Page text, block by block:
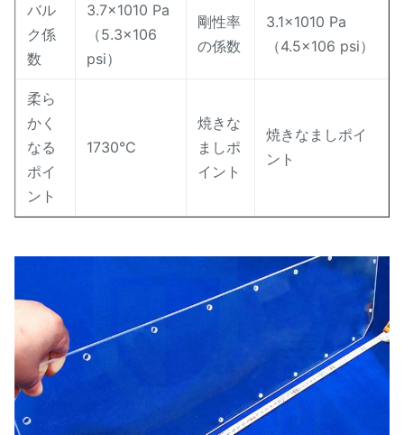
バル
ク係
数
3.7x1010 Pa
（5.3x106
psi）
剛性率
の係数
3.1x1010 Pa
（4.5x106 psi）
柔ら
かく
なる
ポイ
ント
1730°C
焼きな
ましポ
イント
焼きなましポイ
ント